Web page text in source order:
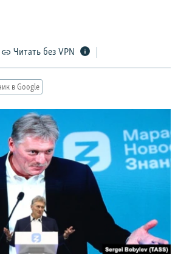
РАССЫЛКУ
Читать без VPN
в Google